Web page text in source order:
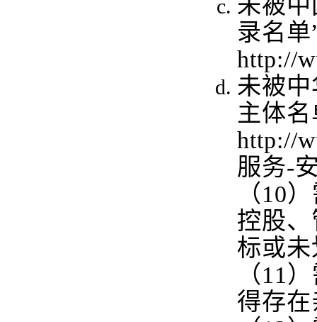
录名
http://
未被
主体
http://
服务-
（10
控股
标或
（11
得存